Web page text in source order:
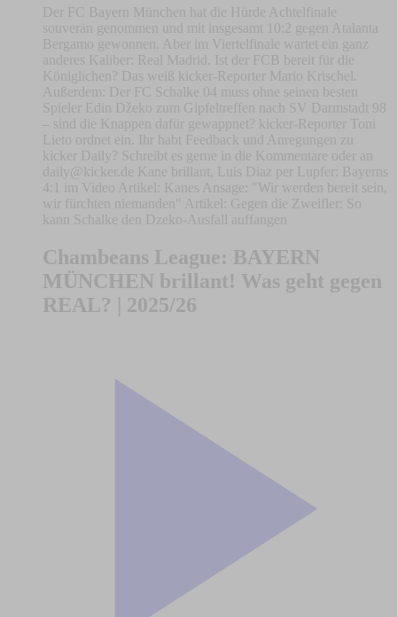
Der FC Bayern München hat die Hürde Achtelfinale
souverän genommen und mit insgesamt 10:2 gegen Atalanta
Bergamo gewonnen. Aber im Viertelfinale wartet ein ganz
anderes Kaliber: Real Madrid. Ist der FCB bereit für die
Königlichen? Das weiß kicker-Reporter Mario Krischel.
Außerdem: Der FC Schalke 04 muss ohne seinen besten
Spieler Edin Džeko zum Gipfeltreffen nach SV Darmstadt 98
– sind die Knappen dafür gewappnet? kicker-Reporter Toni
Lieto ordnet ein. Ihr habt Feedback und Anregungen zu
kicker Daily? Schreibt es gerne in die Kommentare oder an
daily@kicker.de Kane brillant, Luis Diaz per Lupfer: Bayerns
4:1 im Video Artikel: Kanes Ansage: "Wir werden bereit sein,
wir fürchten niemanden" Artikel: Gegen die Zweifler: So
kann Schalke den Dzeko-Ausfall auffangen
Chambeans League: BAYERN
MÜNCHEN brillant! Was geht gegen
REAL? | 2025/26